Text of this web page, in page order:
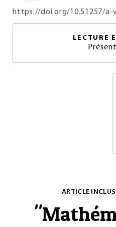
https://doi.org/10.51257/a-
LECTURE
ARTICLE
"